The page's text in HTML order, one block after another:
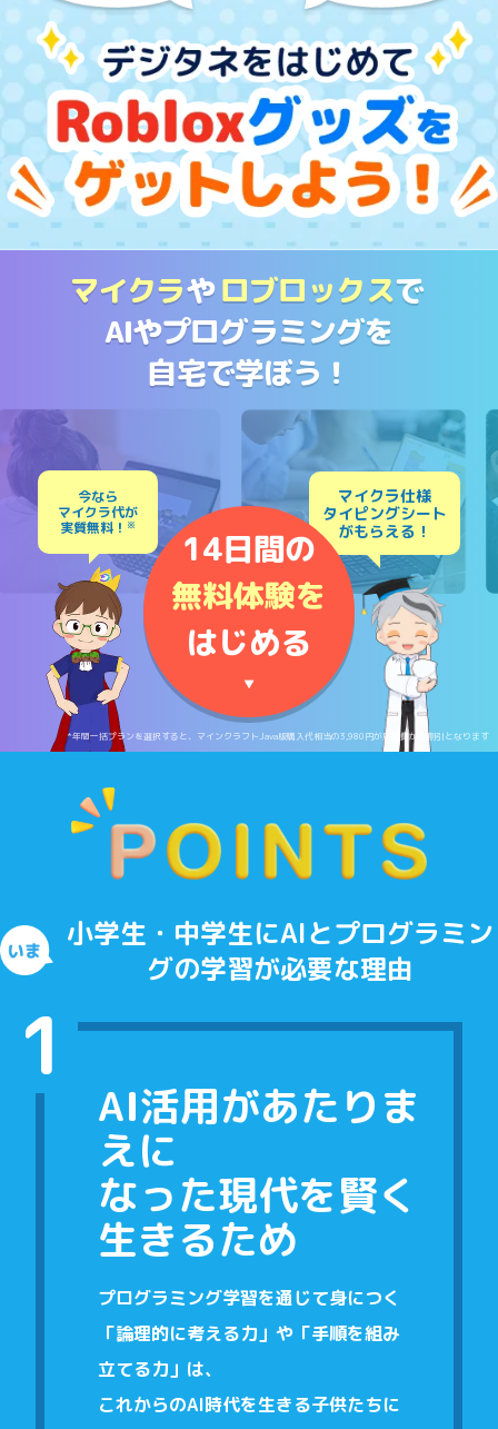
マイクラやロブロックスで
AIやプログラミングを
自宅で学ぼう！
今なら
マイクラ代が
実質無料！ ※
マイクラ仕様
タイピングシート
がもらえる！
14日間の
無料体験を
はじめる
▼
*年間一括プランを選択すると、マインクラフトJava版購入代相当の3,980円が月額費から割引となります
小学生・中学生にAIとプログラミン
グの学習が必要な理由
1
AI活用があたりま
えに
なった現代を賢く
生きるため
プログラミング学習を通じて身につく
「論理的に考える力」や「手順を組み
立てる力」は、
これからのAI時代を生きる子供たちに